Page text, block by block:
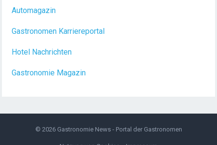
Nutzung von Cookies Impressum